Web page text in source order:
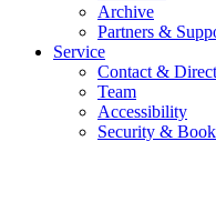
Archive
Partners &
Service
Contact &
Team
Accessibility
Security &